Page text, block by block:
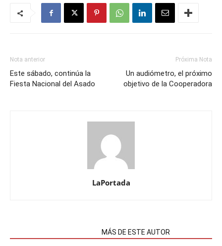
Nota anterior
Este sábado, continúa la
Fiesta Nacional del Asado
Próxima Nota
Un audiómetro, el próximo
objetivo de la Cooperadora
LaPortada
MÁS DE ESTE AUTOR